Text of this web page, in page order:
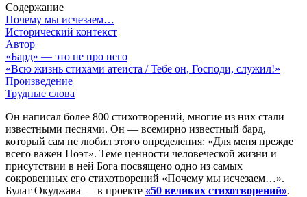
Содержание
Почему мы исчезаем…
Исторический контекст
Автор
«Бард» — это не про него
«Всю жизнь стихами атеиста / Тебе он, Господи, служил!»
Произведение
Трудные слова
Он написал более 800 стихотворений, многие из них стали
известными песнями. Он — всемирно известный бард,
который сам не любил этого определения: «Для меня прежде
всего важен Поэт». Теме ценности человеческой жизни и
присутствии в ней Бога посвящено одно из самых
сокровенных его стихотворений «Почему мы исчезаем…».
Булат Окуджава — в проекте «50 великих стихотворений».